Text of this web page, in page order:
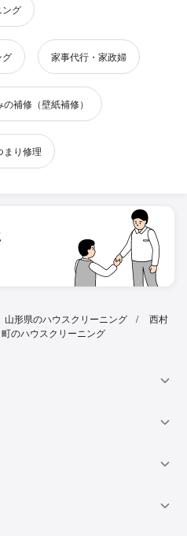
ング
グ 家事代行・家政婦
補修（壁紙補修）
まり修理
山形県のハウスクリーニング
西村
のハウスクリーニング